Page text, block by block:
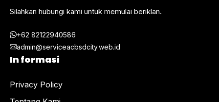
Silahkan hubungi kami untuk memulai beriklan.
+62 82122940586
admin@serviceacbsdcity.web.id
In formasi
Privacy Policy